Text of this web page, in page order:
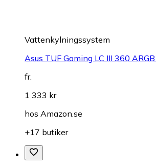
Vattenkylningssystem
Asus TUF Gaming LC III 360
fr.
1 333 kr
hos Amazon.se
+17 butiker